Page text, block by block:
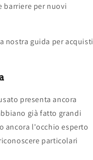
barriere per nuovi
nostra guida per acquisti
presenta ancora
già fatto grandi
ancora l'occhio esperto
particolari